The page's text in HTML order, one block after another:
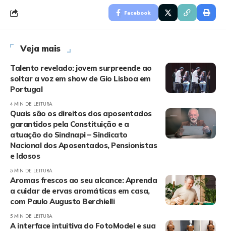
Facebook
Veja mais
Talento revelado: jovem surpreende ao
soltar a voz em show de Gio Lisboa em
Portugal
4 MIN DE LEITURA
Quais são os direitos dos aposentados
garantidos pela Constituição e a
atuação do Sindnapi – Sindicato
Nacional dos Aposentados, Pensionistas
e Idosos
5 MIN DE LEITURA
Aromas frescos ao seu alcance: Aprenda
a cuidar de ervas aromáticas em casa,
com Paulo Augusto Berchielli
5 MIN DE LEITURA
A interface intuitiva do FotoModel e sua